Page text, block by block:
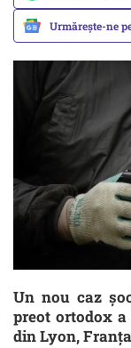
Urmărește-ne
Un nou caz
preot ortodox
din Lyon,